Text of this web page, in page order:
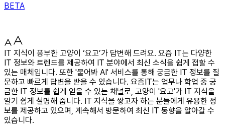
BETA
IT 지식이 풍부한 고양이 ‘요고’가 답변해 드려요. 요즘 IT는 다양한
IT 정보와 트렌드를 제공하여 IT 분야에서 최신 소식을 쉽게 접할 수
있는 매체입니다. 또한 '물어봐 AI' 서비스를 통해 궁금한 IT 정보를 질
문하고 빠르게 답변을 받을 수 있습니다. 요즘IT는 업무나 학업 중 궁
금한 IT 정보를 쉽게 얻을 수 있는 채널로, 고양이 '요고'가 IT 지식을
알기 쉽게 설명해 줍니다. IT 지식을 쌓고자 하는 분들에게 유용한 정
보를 제공하고 있으며, 계속해서 방문하여 최신 IT 동향을 알아갈 수
있습니다.